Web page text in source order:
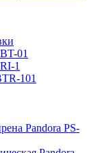
01
1
101
Pandora PS-